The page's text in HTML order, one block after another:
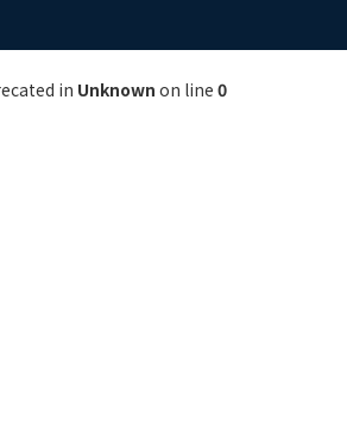
in Unknown on line 0